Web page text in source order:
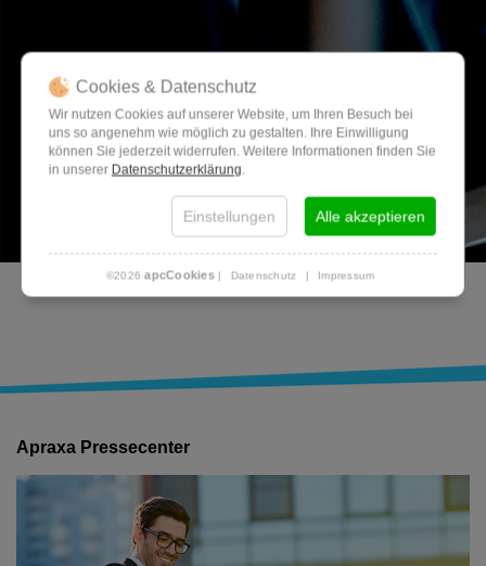
Apraxa Pressecenter
Cookies & Datenschutz
Wir nutzen Cookies auf unserer Website, um Ihren Besuch bei
uns so angenehm wie möglich zu gestalten. Ihre Einwilligung
können Sie jederzeit widerrufen. Weitere Informationen finden Sie
in unserer Datenschutzerklärung.
Einstellungen Alle akzeptieren
©2026apcCookies| Datenschutz | Impressum